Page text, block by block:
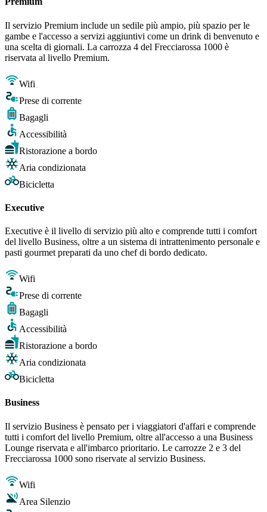
Il servizio Premium include un sedile più ampio, più spazio per le
gambe e l'accesso a servizi aggiuntivi come un drink di benvenuto e
una scelta di giornali. La carrozza 4 del Frecciarossa 1000 è
riservata al livello Premium.
Wifi
Prese di corrente
Bagagli
Accessibilità
Ristorazione a bordo
Aria condizionata
Bicicletta
Executive
Executive è il livello di servizio più alto e comprende tutti i comfort
del livello Business, oltre a un sistema di intrattenimento personale e
pasti gourmet preparati da uno chef di bordo dedicato.
Wifi
Prese di corrente
Bagagli
Accessibilità
Ristorazione a bordo
Aria condizionata
Bicicletta
Business
Il servizio Business è pensato per i viaggiatori d'affari e comprende
tutti i comfort del livello Premium, oltre all'accesso a una Business
Lounge riservata e all'imbarco prioritario. Le carrozze 2 e 3 del
Frecciarossa 1000 sono riservate al servizio Business.
Wifi
Area Silenzio